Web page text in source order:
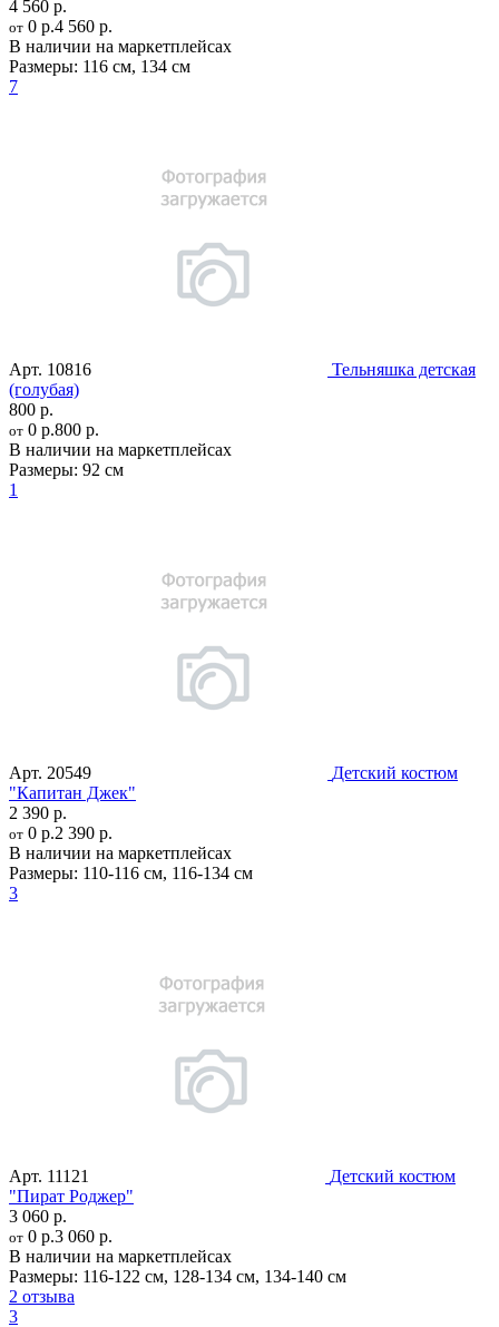
4 560 р.
от 0 р.4 560 р.
В наличии на маркетплейсах
Размеры: 116 см, 134 см
7
Арт. 10816
Тельняшка детская
(голубая)
800 р.
от 0 р.800 р.
В наличии на маркетплейсах
Размеры: 92 см
1
Арт. 20549
Детский костюм
"Капитан Джек"
2 390 р.
от 0 р.2 390 р.
В наличии на маркетплейсах
Размеры: 110-116 см, 116-134 см
3
Арт. 11121
Детский костюм
"Пират Роджер"
3 060 р.
от 0 р.3 060 р.
В наличии на маркетплейсах
Размеры: 116-122 см, 128-134 см, 134-140 см
2 отзыва
3